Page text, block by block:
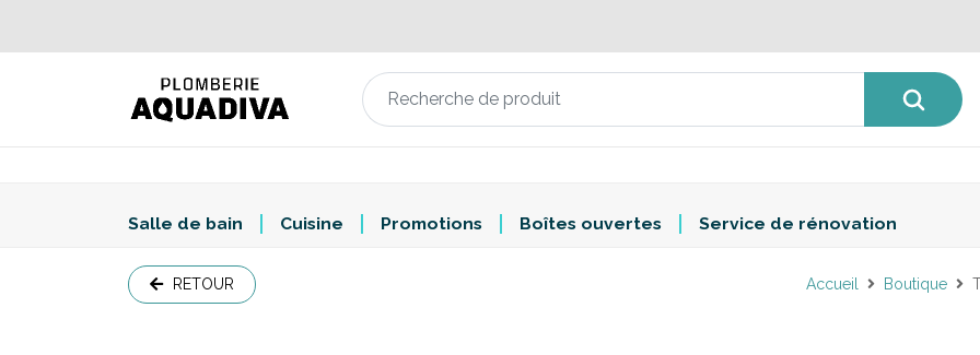
Salle de bain Cuisine Promotions Boîtes ouvertes Service de rénovation
RETOUR Accueil Boutique